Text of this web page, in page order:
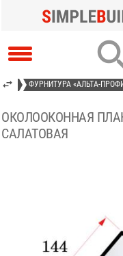
ФУРНИТУРА «АЛЬТА-
ОКОЛООКОННАЯ
САЛАТОВАЯ